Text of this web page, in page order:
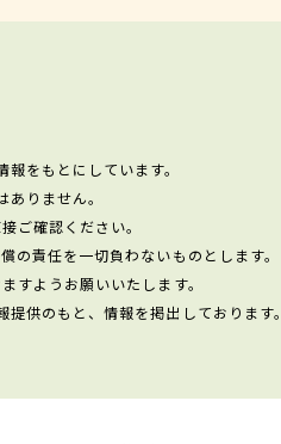
をもとにしています。
りません。
ご確認ください。
の責任を一切負わないものとします。
すようお願いいたします。
供のもと、情報を掲出しております。